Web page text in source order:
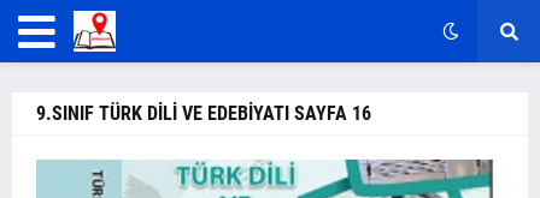
9.SINIF TÜRK DİLİ VE EDEBİYATI SAYFA 16